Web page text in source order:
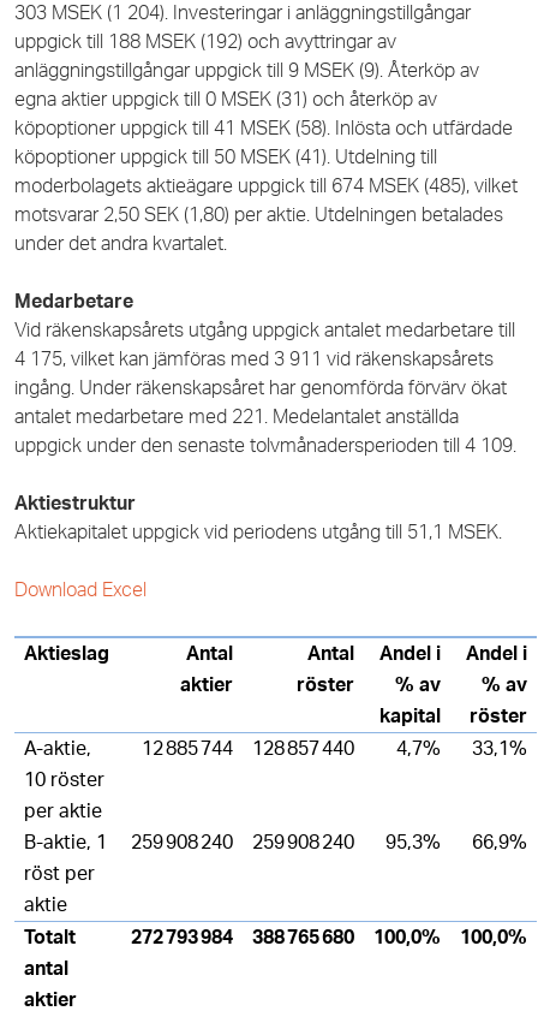
303 MSEK (1 204). Investeringar i anläggningstillgångar
uppgick till 188 MSEK (192) och avyttringar av
anläggningstillgångar uppgick till 9 MSEK (9). Återköp av
egna aktier uppgick till 0 MSEK (31) och återköp av
köpoptioner uppgick till 41 MSEK (58). Inlösta och utfärdade
köpoptioner uppgick till 50 MSEK (41). Utdelning till
moderbolagets aktieägare uppgick till 674 MSEK (485), vilket
motsvarar 2,50 SEK (1,80) per aktie. Utdelningen betalades
under det andra kvartalet.
Medarbetare
Vid räkenskapsårets utgång uppgick antalet medarbetare till
4 175, vilket kan jämföras med 3 911 vid räkenskapsårets
ingång. Under räkenskapsåret har genomförda förvärv ökat
antalet medarbetare med 221. Medelantalet anställda
uppgick under den senaste tolvmånadersperioden till 4 109.
Aktiestruktur
Aktiekapitalet uppgick vid periodens utgång till 51,1 MSEK.
Download Excel
Aktieslag
Antal
aktier
Antal
röster
Andel i
% av
kapital
Andel i
% av
röster
A-aktie,
10 röster
per aktie
12 885 744 128 857 440 4,7% 33,1%
B-aktie, 1
röst per
aktie
259 908 240 259 908 240 95,3% 66,9%
Totalt
antal
aktier
272 793 984 388 765 680 100,0% 100,0%